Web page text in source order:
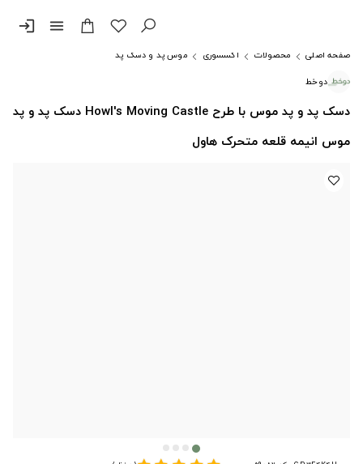
menu
login
صفحه اصلی محصولات اکسسوری
موس پد و دسک پد
دوخط
دسک پد و پد موس با طرح Howl's Moving Castle دسک پد و پد
موس انیمه قلعه متحرک هاول